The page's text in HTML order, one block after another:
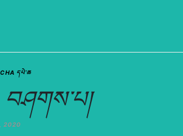
དཔེ་ཆ
2020